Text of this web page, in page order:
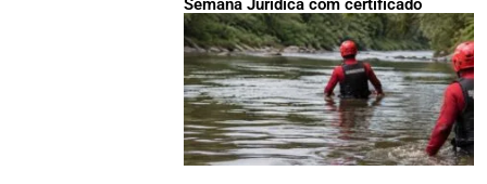
Semana Jurídica com certificado